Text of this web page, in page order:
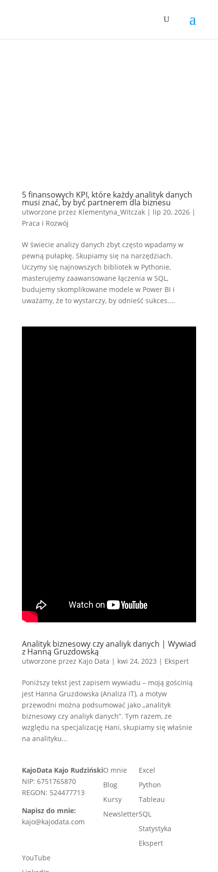
5 finansowych KPI, które każdy analityk danych
musi znać, by być partnerem dla biznesu
utworzone przez Klementyna_Witczak| lip 20, 2026|
Praca i Rozwój
W świecie analizy danych zbyt często wpadamy w
pewną pułapkę. Skupiamy się na narzędziach.
Uczymy się najnowszych bibliotek w Pythonie,
masterujemy zaawansowane łączenia w SQL,
budujemy skomplikowane modele w Power BI i
uważamy, że to wystarczy, by odnieść sukces....
Analityk biznesowy czy analiyk danych | Wywiad
z Hanną Gruzdowską
utworzone przez Kajo Data | kwi 24, 2023 | Ekspert
Poniższy tekst jest zapisem wywiadu – moją gościnią
jest Hanna Gruzdowska (Analiza IT), a motyw
przewodni można podsumować jako „analityk
biznesowy czy analiyk danych”. Tym razem, ze
względu na specjalizację Hani, skupiamy się właśnie
na analityku...
KajoData Kajo Rudziński
NIP: 6751765870
REGON: 524477713
Napisz do mnie:
kajo@kajodata.com
O mnie
Blog
Kursy
Newsletter
Excel
Python
Tableau
SQL
Statystyka
Ekspert
YouTube